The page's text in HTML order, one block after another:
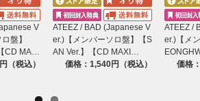
V
盤】
CD MA…
（税込）
ATEEZ / BAD (Japanese V
er.)【メンバーソロ盤】【S
AN Ver.】【CD MAXI…
価格：1,540円（税込）
ATEEZ /
er.)【メ
価格